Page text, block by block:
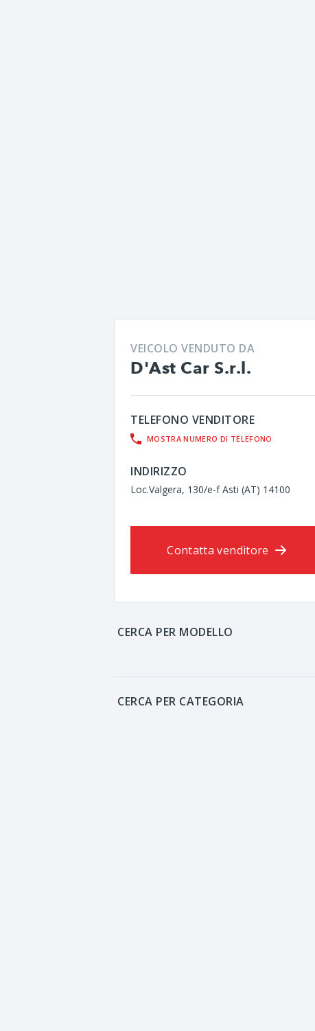
VEICOLO VENDUTO DA
D'Ast Car S.r.l.
TELEFONO VENDITORE
MOSTRA NUMERO DI TELEFONO
INDIRIZZO
Loc.Valgera, 130/e-f Asti (AT) 14100
Contatta venditore
CERCA PER MODELLO
CERCA PER CATEGORIA